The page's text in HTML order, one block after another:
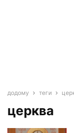
додому теги
церква